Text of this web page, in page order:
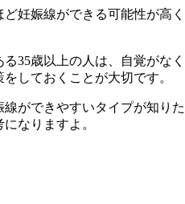
妊娠線ができる可能性が高く
35歳以上の人は、自覚がなく
しておくことが大切です。
ができやすいタイプが知りた
なりますよ。